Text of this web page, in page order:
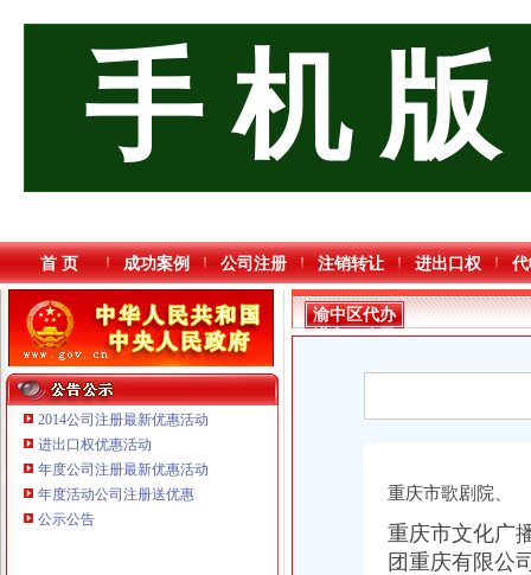
手 机 版
首 页 成功案例 公司注册 注销转让 进出口权
2014公司注册最新优惠活动
进出口权优惠活动
年度公司注册最新优惠活动
年度活动公司注册送优惠
公示公告
重庆海谛升进出口贸易有限公司 渝北100万 （进出口权）
重庆逸道医疗器械有限公司
渝中区代办
进出口公司
重庆市歌剧院、
重庆市文化广
团重庆有限公